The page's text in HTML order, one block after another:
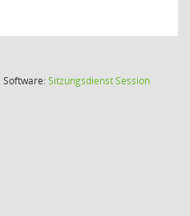
Software:SitzungsdienstSession(Wird in